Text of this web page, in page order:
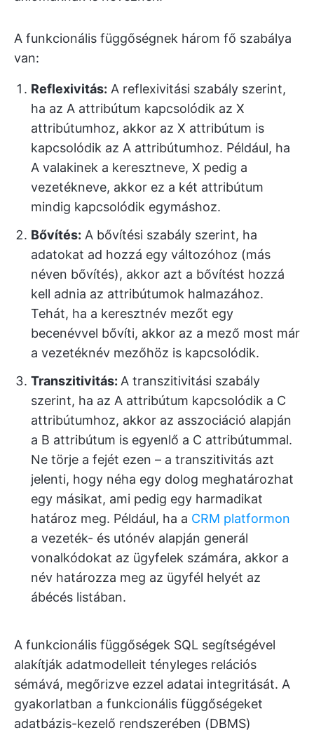
A funkcionális függőségnek három fő szabálya
van:
Reflexivitás: A reflexivitási szabály szerint,
ha az A attribútum kapcsolódik az X
attribútumhoz, akkor az X attribútum is
kapcsolódik az A attribútumhoz. Például, ha
A valakinek a keresztneve, X pedig a
vezetékneve, akkor ez a két attribútum
mindig kapcsolódik egymáshoz.
Bővítés: A bővítési szabály szerint, ha
adatokat ad hozzá egy változóhoz (más
néven bővítés), akkor azt a bővítést hozzá
kell adnia az attribútumok halmazához.
Tehát, ha a keresztnév mezőt egy
becenévvel bővíti, akkor az a mező most már
a vezetéknév mezőhöz is kapcsolódik.
Transzitivitás: A transzitivitási szabály
szerint, ha az A attribútum kapcsolódik a C
attribútumhoz, akkor az asszociáció alapján
a B attribútum is egyenlő a C attribútummal.
Ne törje a fejét ezen – a transzitivitás azt
jelenti, hogy néha egy dolog meghatározhat
egy másikat, ami pedig egy harmadikat
határoz meg. Például, ha a CRM platformon
a vezeték- és utónév alapján generál
vonalkódokat az ügyfelek számára, akkor a
név határozza meg az ügyfél helyét az
ábécés listában.
A funkcionális függőségek SQL segítségével
alakítják adatmodelleit tényleges relációs
sémává, megőrizve ezzel adatai integritását. A
gyakorlatban a funkcionális függőségeket
adatbázis-kezelő rendszerében (DBMS)